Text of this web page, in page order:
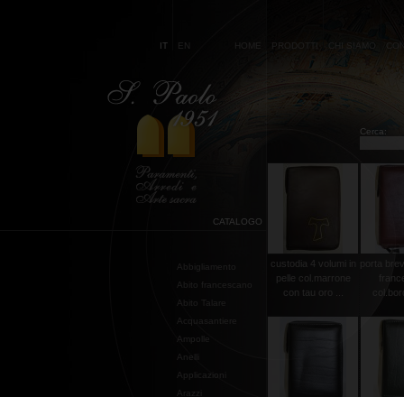
IT EN HOME PRODOTTI CHI SIAMO
Cerca:
CATALOGO
Abbigliamento
Abito francescano
Abito Talare
Acquasantiere
Ampolle
Anelli
Applicazioni
Arazzi
custodia 4 volumi in
pelle col.marrone
con tau oro ...
porta